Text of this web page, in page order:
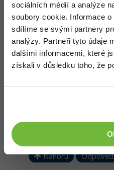
sociálních médií a analýze
soubory cookie. Informace
sdílíme se svými partnery
analýzy. Partneři tyto údaje
dalšími informacemi, které
získali v důsledku toho, že
Nahoru
Milan Gallas
můj soubor: http://
http://www.antipop.cz/…z/
fonty: Disko (dafont.com),
Nahoru